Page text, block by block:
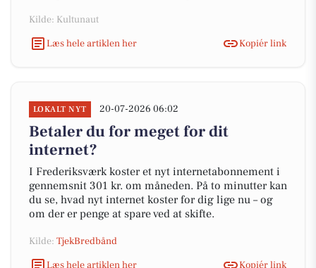
Kilde: Kultunaut
Læs hele artiklen her
Kopiér link
LOKALT NYT 20-07-2026 06:02
Betaler du for meget for dit
internet?
I Frederiksværk koster et nyt internetabonnement i
gennemsnit 301 kr. om måneden. På to minutter kan
du se, hvad nyt internet koster for dig lige nu – og
om der er penge at spare ved at skifte.
Kilde: TjekBredbånd
Læs hele artiklen her
Kopiér link